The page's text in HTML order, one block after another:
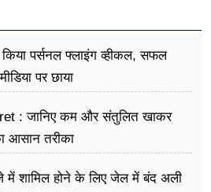
पर्सनल फ्लाइंग व्हीकल, सफल
पर छाया
: जानिए कम और संतुलित खाकर
आसान तरीका
शामिल होने के लिए जेल में बंद अली